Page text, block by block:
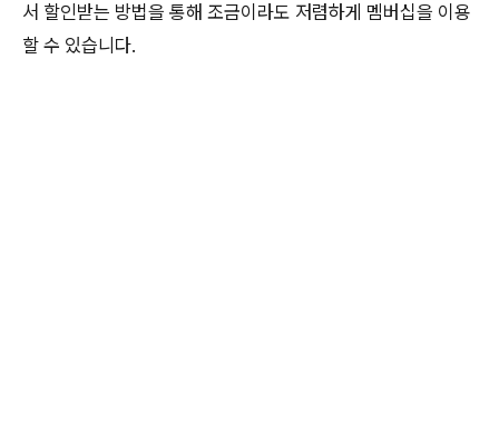
서 할인받는 방법을 통해 조금이라도 저렴하게 멤버십을 이용
할 수 있습니다.